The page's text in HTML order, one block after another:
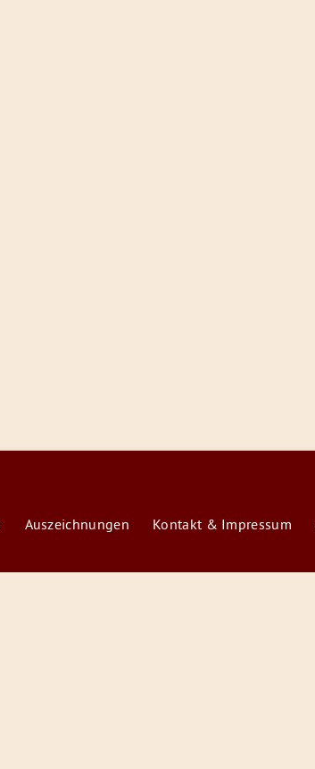
Auszeichnungen Kontakt & Impressum